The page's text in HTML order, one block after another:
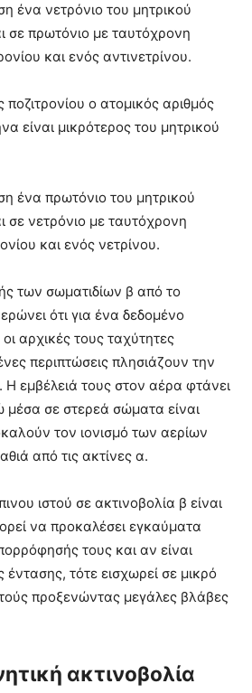
ένα νετρόνιο του μητρικού
σε πρωτόνιο με ταυτόχρονη
και ενός αντινετρίνου.
ο ατομικός αριθμός
είναι μικρότερος του μητρικού
ένα πρωτόνιο του μητρικού
σε νετρόνιο με ταυτόχρονη
και ενός νετρίνου.
των σωματιδίων β από το
ότι για ένα δεδομένο
αρχικές τους ταχύτητες
περιπτώσεις πλησιάζουν την
εμβέλειά τους στον αέρα φτάνει
μέσα σε στερεά σώματα είναι
τον ιονισμό των αερίων
από τις ακτίνες α.
ιστού σε ακτινοβολία β είναι
να προκαλέσει εγκαύματα
τους και αν είναι
τότε εισχωρεί σε μικρό
προξενώντας μεγάλες βλάβες
ακτινοβολία